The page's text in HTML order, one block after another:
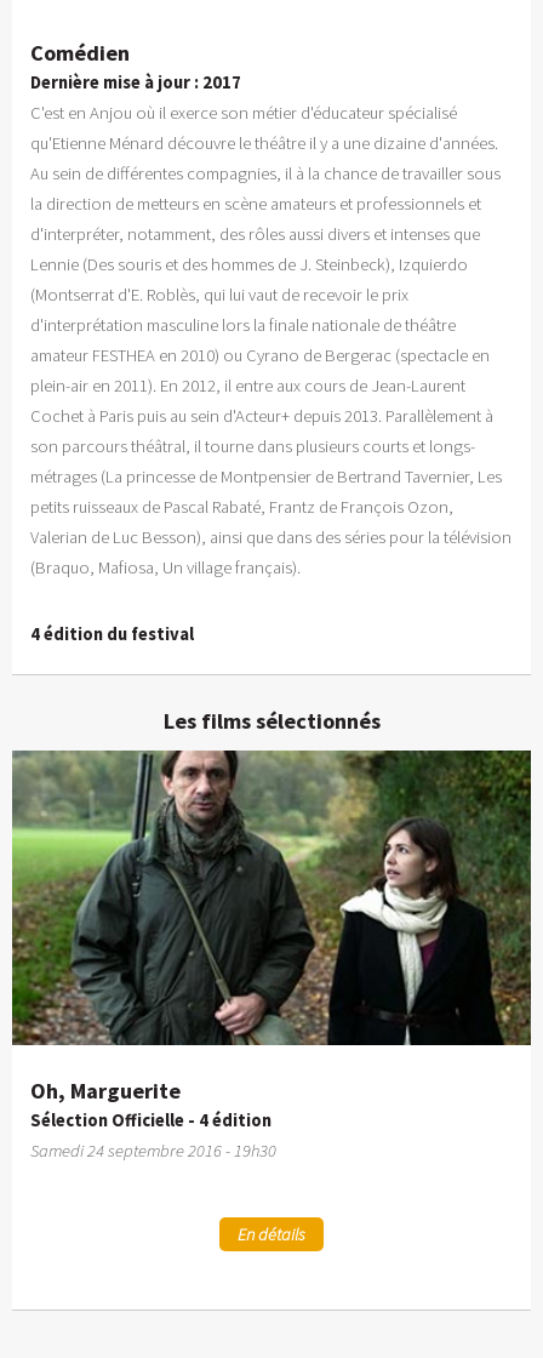
Comédien
Dernière mise à jour : 2017
C'est en Anjou où il exerce son métier d'éducateur spécialisé
qu'Etienne Ménard découvre le théâtre il y a une dizaine d'années.
Au sein de différentes compagnies, il à la chance de travailler sous
la direction de metteurs en scène amateurs et professionnels et
d'interpréter, notamment, des rôles aussi divers et intenses que
Lennie (Des souris et des hommes de J. Steinbeck), Izquierdo
(Montserrat d'E. Roblès, qui lui vaut de recevoir le prix
d'interprétation masculine lors la finale nationale de théâtre
amateur FESTHEA en 2010) ou Cyrano de Bergerac (spectacle en
plein-air en 2011). En 2012, il entre aux cours de Jean-Laurent
Cochet à Paris puis au sein d'Acteur+ depuis 2013. Parallèlement à
son parcours théâtral, il tourne dans plusieurs courts et longs-
métrages (La princesse de Montpensier de Bertrand Tavernier, Les
petits ruisseaux de Pascal Rabaté, Frantz de François Ozon,
Valerian de Luc Besson), ainsi que dans des séries pour la télévision
(Braquo, Mafiosa, Un village français).
4 édition du festival
Les films sélectionnés
Oh, Marguerite
Sélection Officielle - 4 édition
Samedi 24 septembre 2016 - 19h30
En détails